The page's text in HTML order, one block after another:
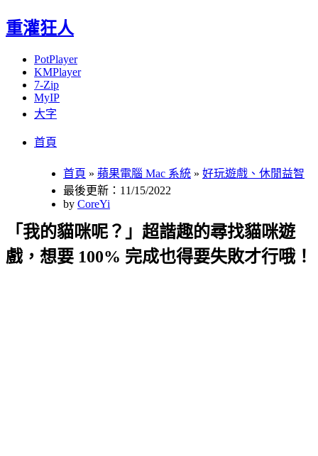
重灌狂人
PotPlayer
KMPlayer
7-Zip
MyIP
大字
首頁
首頁 » 蘋果電腦 Mac 系統 » 好玩遊戲、休閒益智
最後更新：11/15/2022
by CoreYi
「我的貓咪呢？」超諧趣的尋找貓咪遊
戲，想要 100% 完成也得要失敗才行哦！